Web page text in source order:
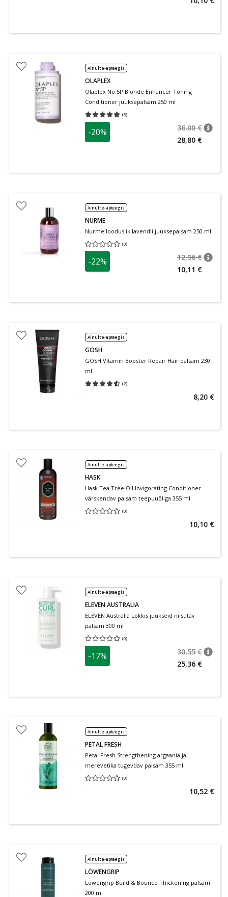
Ainult e-apteegis
OLAPLEX
Olaplex No.5P Blonde Enhancer Toning
Conditioner juuksepalsam 250 ml
(3)
Keskmine hinnang 5.00
-20% 36,00 €
28,80 €
Ainult e-apteegis
NURME
Nurme looduslik lavendli juuksepalsam 250 ml
(0)
Keskmine hinnang 0.00
-22% 12,96 €
10,11 €
Ainult e-apteegis
GOSH
GOSH Vitamin Booster Repair Hair palsam 230
ml
(2)
Keskmine hinnang 4.50
8,20 €
Ainult e-apteegis
HASK
Hask Tea Tree Oil Invigorating Conditioner
värskendav palsam teepuuõliga 355 ml
(0)
Keskmine hinnang 0.00
10,10 €
Ainult e-apteegis
ELEVEN AUSTRALIA
ELEVEN Australia Lokkis juukseid niisutav
palsam 300 ml
(0)
Keskmine hinnang 0.00
-17% 30,55 €
25,36 €
Ainult e-apteegis
PETAL FRESH
Petal Fresh Strengthening argaania ja
merevetika tugevdav palsam 355 ml
(0)
Keskmine hinnang 0.00
10,52 €
Ainult e-apteegis
LÖWENGRIP
Löwengrip Build & Bounce Thickening palsam
200 ml